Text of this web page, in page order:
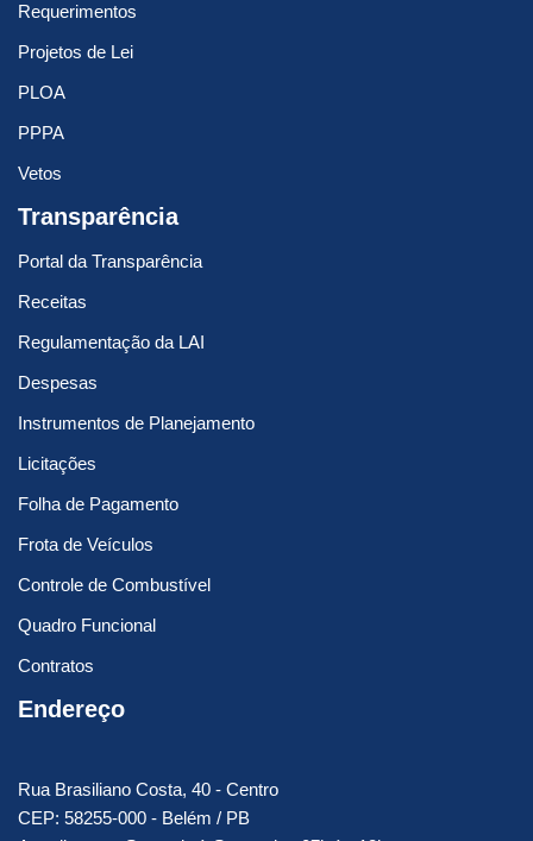
Requerimentos
Projetos de Lei
PLOA
PPPA
Vetos
Transparência
Portal da Transparência
Receitas
Regulamentação da LAI
Despesas
Instrumentos de Planejamento
Licitações
Folha de Pagamento
Frota de Veículos
Controle de Combustível
Quadro Funcional
Contratos
Endereço
Rua Brasiliano Costa, 40 - Centro
CEP: 58255-000 - Belém / PB